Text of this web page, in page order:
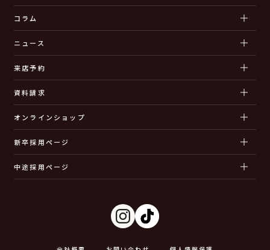
コラム
ニュース
来店予約
資料請求
オンラインショップ
新卒採用ページ
中途採用ページ